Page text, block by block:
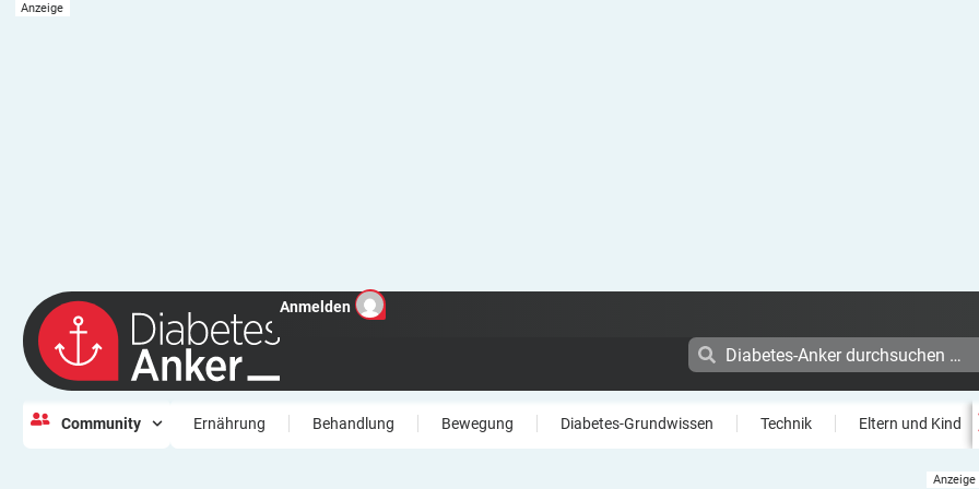
Anmelden
Community Ernährung Behandlung Bewegung Diabetes-Grundwissen Technik Eltern und Kind